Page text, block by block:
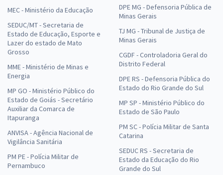
MEC - Ministério da Educação
SEDUC/MT - Secretaria de
Estado de Educação, Esporte e
Lazer do estado de Mato
Grosso
MME - Ministério de Minas e
Energia
MP GO - Ministério Público do
Estado de Goiás - Secretário
Auxiliar da Comarca de
Itapuranga
ANVISA - Agência Nacional de
Vigilância Sanitária
PM PE - Polícia Militar de
Pernambuco
DPE MG - Defensoria Pública de
Minas Gerais
TJ MG - Tribunal de Justiça de
Minas Gerais
CGDF - Controladoria Geral do
Distrito Federal
DPE RS - Defensoria Pública do
Estado do Rio Grande do Sul
MP SP - Ministério Público do
Estado de São Paulo
PM SC - Polícia Militar de Santa
Catarina
SEDUC RS - Secretaria de
Estado da Educação do Rio
Grande do Sul